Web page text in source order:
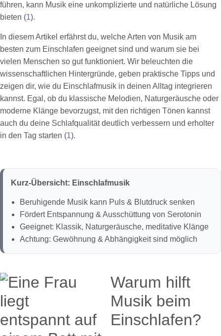
führen, kann Musik eine unkomplizierte und natürliche Lösung
bieten (1).
In diesem Artikel erfährst du, welche Arten von Musik am
besten zum Einschlafen geeignet sind und warum sie bei
vielen Menschen so gut funktioniert. Wir beleuchten die
wissenschaftlichen Hintergründe, geben praktische Tipps und
zeigen dir, wie du Einschlafmusik in deinen Alltag integrieren
kannst. Egal, ob du klassische Melodien, Naturgeräusche oder
moderne Klänge bevorzugst, mit den richtigen Tönen kannst
auch du deine Schlafqualität deutlich verbessern und erholter
in den Tag starten (1).
Kurz-Übersicht: Einschlafmusik
Beruhigende Musik kann Puls & Blutdruck senken
Fördert Entspannung & Ausschüttung von Serotonin
Geeignet: Klassik, Naturgeräusche, meditative Klänge
Achtung: Gewöhnung & Abhängigkeit sind möglich
Warum hilft
Musik beim
Einschlafen?